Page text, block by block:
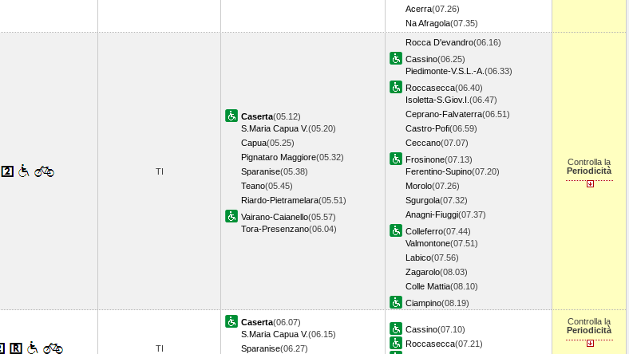
Acerra(07.26)
Na Afragola(07.35)
TI
Caserta(05.12)
S.Maria Capua V.(05.20)
Capua(05.25)
Pignataro Maggiore(05.32)
Sparanise(05.38)
Teano(05.45)
Riardo-Pietramelara(05.51)
Vairano-Caianello(05.57)
Tora-Presenzano(06.04)
Rocca D'evandro(06.16)
Cassino(06.25)
Piedimonte-V.S.L.-A. (06.33)
Roccasecca(06.40)
Isoletta-S.Giov.I. (06.47)
Ceprano-Falvaterra(06.51)
Castro-Pofi(06.59)
Ceccano(07.07)
Frosinone(07.13)
Ferentino-Supino(07.20)
Morolo(07.26)
Sgurgola(07.32)
Anagni-Fiuggi(07.37)
Colleferro(07.44)
Valmontone(07.51)
Labico(07.56)
Zagarolo(08.03)
Colle Mattia(08.10)
Ciampino(08.19)
Controlla la
Periodicità
TI
Caserta(06.07)
S.Maria Capua V.(06.15)
Sparanise(06.27)
Cassino(07.10)
Roccasecca(07.21)
Controlla la
Periodicità